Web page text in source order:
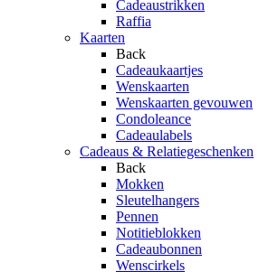
Cadeaustrikken
Raffia
Kaarten
Back
Cadeaukaartjes
Wenskaarten
Wenskaarten gevouwen
Condoleance
Cadeaulabels
Cadeaus & Relatiegeschenken
Back
Mokken
Sleutelhangers
Pennen
Notitieblokken
Cadeaubonnen
Wenscirkels